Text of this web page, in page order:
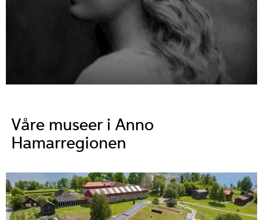
Våre museer i Anno
Hamarregionen